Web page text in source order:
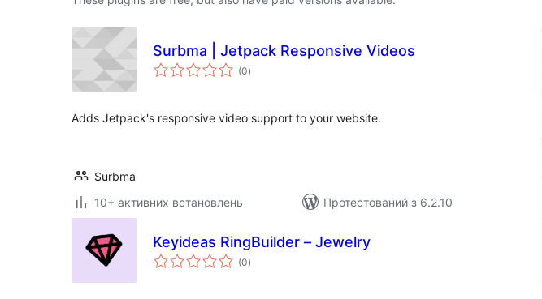
Surbma | Jetpack Responsive Videos
(0загальний
рейтинг
)
Adds Jetpack's responsive video support to your website.
Surbma
10+ активних встановлень
Протестований з 6.2.10
Keyideas RingBuilder – Jewelry
(0загальний
рейтинг
)